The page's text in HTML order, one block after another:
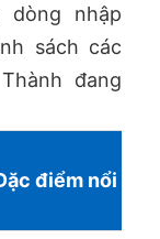
dòng nhập
sách các
đang
điểm nổi bật